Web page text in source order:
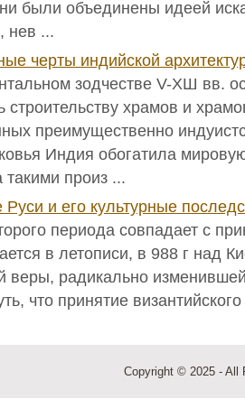
были объединены идеей
нев ...
черты индийской
зодчестве V-ХШ вв.
строительству храмов и
преимущественно
Индия обогатила
такими произ ...
и его культурные
периода совпадает с
в летописи, в 988 г над
веры, радикально
что принятие
Copyright © 2025 - All